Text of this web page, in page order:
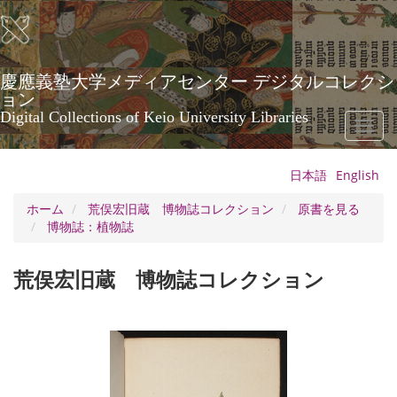
メ
イ
ン
コ
ン
テ
ン
ツ
に
慶應義塾大学メディアセンター デジタルコレクシ
ョン
Digital Collections of Keio University Libraries
Toggle
日本語 English
ホーム
荒俣宏旧蔵 博物誌コレクション
原書を見る
博物誌：植物誌
荒俣宏旧蔵 博物誌コレクション